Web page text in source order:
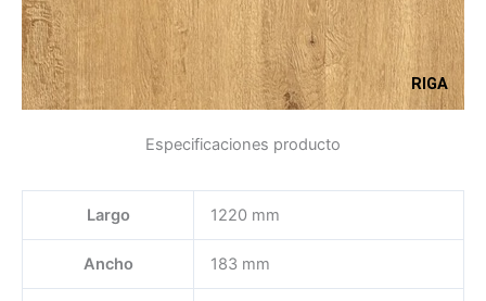
RIGA
Especificaciones producto
Largo 1220 mm
Ancho 183 mm